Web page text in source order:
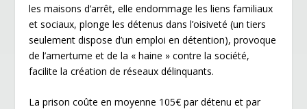
les maisons d’arrêt, elle endommage les liens familiaux
et sociaux, plonge les détenus dans l’oisiveté (un tiers
seulement dispose d’un emploi en détention), provoque
de l’amertume et de la « haine » contre la société,
facilite la création de réseaux délinquants.
La prison coûte en moyenne 105€ par détenu et par